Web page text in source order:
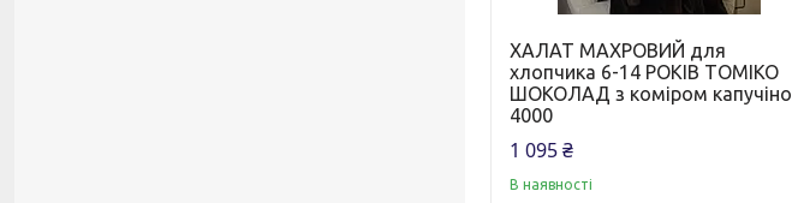
ХАЛАТ МАХРОВИЙ для
хлопчика 6-14 РОКІВ ТОМІКО
ШОКОЛАД з коміром капучіно
4000
1 095 ₴
В наявності